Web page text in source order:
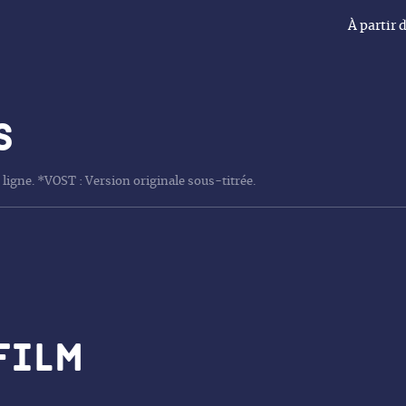
À partir
ligne. *VOST : Version originale sous-titrée.